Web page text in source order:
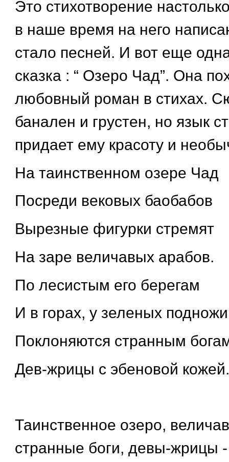
Это стихотворение
в наше время на него
стало песней. И вот еще
сказка : “ Озеро Чад”. Она
любовный роман в стихах.
банален и грустен, но язык
придает ему красоту и
На таинственном озере Чад
Посреди вековых баобабов
Вырезные фигурки стремят
На заре величавых арабов.
По лесистым его берегам
И в горах, у зеленых
Поклоняются странным
Дев-жрицы с эбеновой кожей.
Таинственное озеро,
странные боги, девы-жрицы -